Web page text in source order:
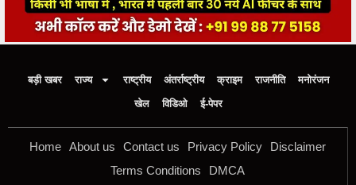
बड़ी खबर राज्य राष्ट्रीय अंतर्राष्ट्रीय क्राइम राजनीति
मनोरंजन
खेल
विडिओ ई-पेपर
Home About us Contact us Privacy Policy
Disclaimer
Terms Conditions
DMCA